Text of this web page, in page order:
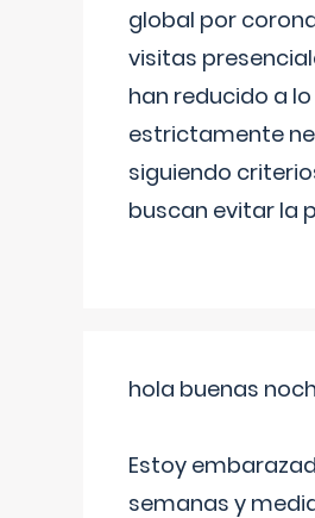
global por
visitas
han reducido a
estrictamente
siguiendo
buscan evitar la
hola buenas
Estoy
semanas y